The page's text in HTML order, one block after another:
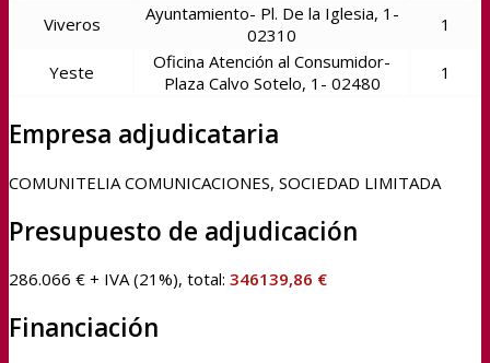
Viveros
Ayuntamiento- Pl. De la Iglesia, 1-
02310
1
Yeste
Oficina Atención al Consumidor-
Plaza Calvo Sotelo, 1- 02480
1
Empresa adjudicataria
COMUNITELIA COMUNICACIONES, SOCIEDAD LIMITADA
Presupuesto de adjudicación
286.066 € + IVA (21%), total: 346139,86 €
Financiación